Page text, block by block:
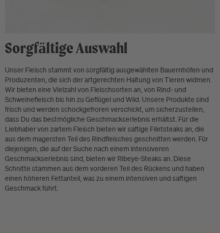
Sorgfältige Auswahl
Unser Fleisch stammt von sorgfältig ausgewählten Bauernhöfen und
Produzenten, die sich der artgerechten Haltung von Tieren widmen.
Wir bieten eine Vielzahl von Fleischsorten an, von Rind- und
Schweinefleisch bis hin zu Geflügel und Wild. Unsere Produkte sind
frisch und werden schockgefroren verschickt, um sicherzustellen,
dass Du das bestmögliche Geschmackserlebnis erhältst. Für die
Liebhaber von zartem Fleisch bieten wir saftige Filetsteaks an, die
aus dem magersten Teil des Rindfleisches geschnitten werden. Für
diejenigen, die auf der Suche nach einem intensiveren
Geschmackserlebnis sind, bieten wir Ribeye-Steaks an. Diese
Schnitte stammen aus dem vorderen Teil des Rückens und haben
einen höheren Fettanteil, was zu einem intensiven und saftigen
Geschmack führt.